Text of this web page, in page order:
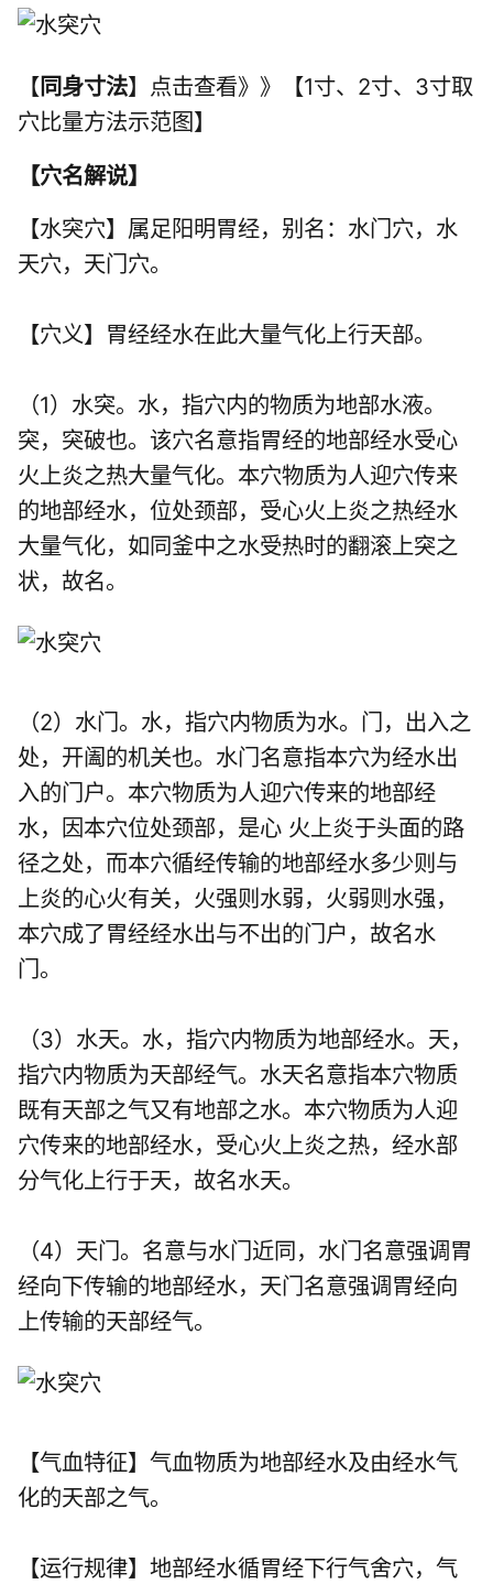
【 同身寸法】点击查看》》【1寸、2寸、3寸取
穴比量方法示范图】
【穴名解说】
【水突穴】属足阳明胃经，别名：水门穴，水
天穴，天门穴。
【穴义】胃经经水在此大量气化上行天部。
（1）水突。水，指穴内的物质为地部水液。
突，突破也。该穴名意指胃经的地部经水受心
火上炎之热大量气化。本穴物质为人迎穴传来
的地部经水，位处颈部，受心火上炎之热经水
大量气化，如同釜中之水受热时的翻滚上突之
状，故名。
（2）水门。水，指穴内物质为水。门，出入之
处，开阖的机关也。水门名意指本穴为经水出
入的门户。本穴物质为人迎穴传来的地部经
水，因本穴位处颈部，是心 火上炎于头面的路
径之处，而本穴循经传输的地部经水多少则与
上炎的心火有关，火强则水弱，火弱则水强，
本穴成了胃经经水出与不出的门户，故名水
门。
（3）水天。水，指穴内物质为地部经水。天，
指穴内物质为天部经气。水天名意指本穴物质
既有天部之气又有地部之水。本穴物质为人迎
穴传来的地部经水，受心火上炎之热，经水部
分气化上行于天，故名水天。
（4）天门。名意与水门近同，水门名意强调胃
经向下传输的地部经水，天门名意强调胃经向
上传输的天部经气。
【气血特征】气血物质为地部经水及由经水气
化的天部之气。
【运行规律】地部经水循胃经下行气舍穴，气